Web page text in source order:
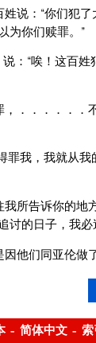
说：“你们犯
为你们赎罪。”
：“唉！这百姓
．．．．．．
罪我，我就从我
所告诉你的地
讨的日子，我必
他们同亚伦做
– 简体中文 – 索